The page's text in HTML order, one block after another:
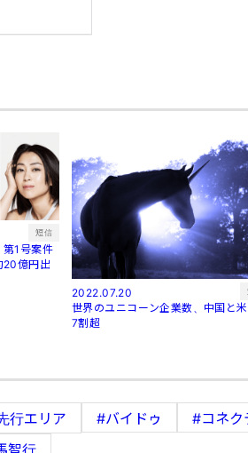
短信
第1号案件
20億円出
2022.07.20
世界のユニコーン企業数、中国と
7割超
行エリア #バイドゥ #コネク